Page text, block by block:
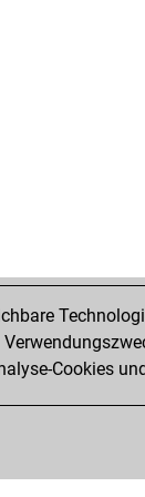
Cookies